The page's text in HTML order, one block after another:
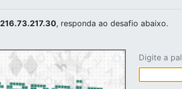
216.73.217.30, responda ao desafio abaixo.
Digite a